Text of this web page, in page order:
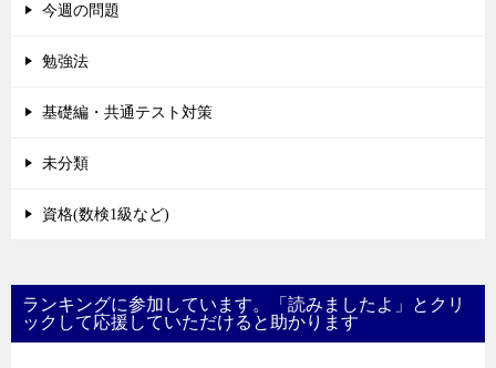
今週の問題
勉強法
基礎編・共通テスト対策
未分類
資格(数検1級など)
ランキングに参加しています。「読みましたよ」とクリ
ックして応援していただけると助かります